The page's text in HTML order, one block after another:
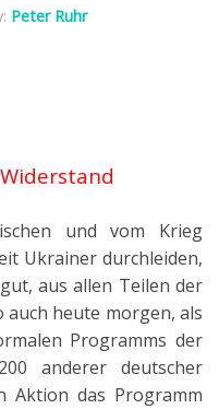
Peter Ruhr
und vom Krieg
Ukrainer durchleiden,
aus allen Teilen der
heute morgen, als
Programms der
anderer deutscher
Aktion das Programm